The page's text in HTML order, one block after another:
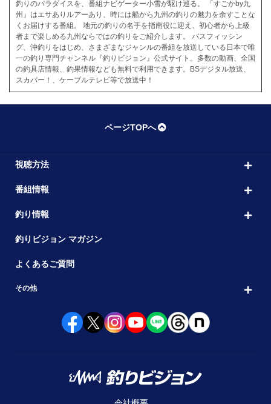
釣りのパラダイスを、番組ナビゲーター小雪が駆け巡る。 「すごかby九
州」はエサありルアーあり、時には船から九州の釣りの魅力を余すことな
くお届けする番組。 地元の釣りの名手を指南役に迎え、初心者から上級
者まで楽しめる九州ならではの釣りをご紹介します。 バスフィッシン
グ、沖釣りをはじめ、さまざまなジャンルの番組を放送している日本で唯
一の釣り専門チャンネル『釣りビジョン』公式サイト。多数の動画、全国
の釣具店情報、釣果情報なども無料で利用できます。BSデジタル放送、
スカパー！、ケーブルテレビ等で放送中！
ページTOPへ
視聴方法
番組情報
釣り情報
釣りビジョン マガジン
よくあるご質問
その他